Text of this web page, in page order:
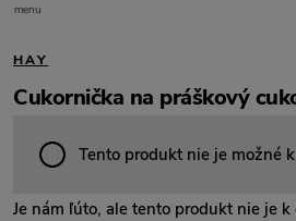
menu
HAY
Cukornička na práškový
Tento produkt nie je možné
Je nám ľúto, ale tento produkt nie je